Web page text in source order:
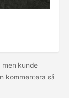
kunde
kommentera så